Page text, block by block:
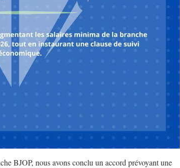
BJOP, nous avons conclu un accord prévoyant une